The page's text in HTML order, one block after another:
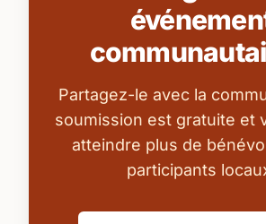
Partagez-le avec la
soumission est gratuite et
atteindre plus de
participants